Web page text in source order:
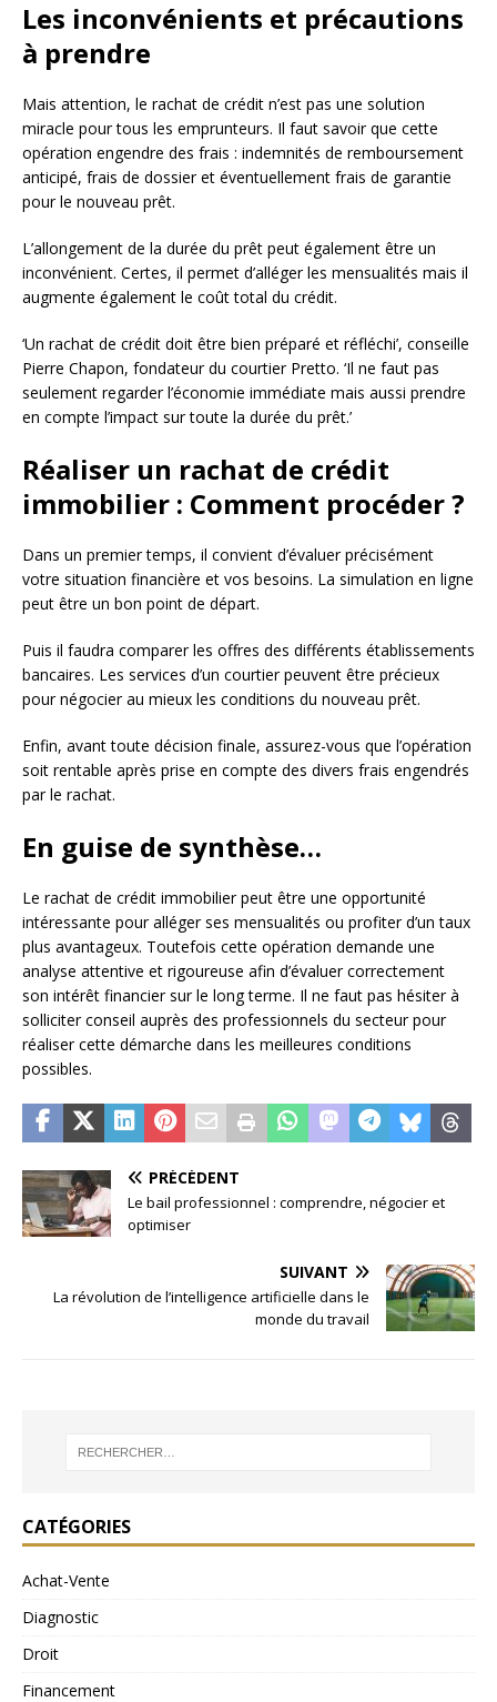
Les inconvénients et précautions
à prendre
Mais attention, le rachat de crédit n’est pas une solution
miracle pour tous les emprunteurs. Il faut savoir que cette
opération engendre des frais : indemnités de remboursement
anticipé, frais de dossier et éventuellement frais de garantie
pour le nouveau prêt.
L’allongement de la durée du prêt peut également être un
inconvénient. Certes, il permet d’alléger les mensualités mais il
augmente également le coût total du crédit.
‘Un rachat de crédit doit être bien préparé et réfléchi’, conseille
Pierre Chapon, fondateur du courtier Pretto. ‘Il ne faut pas
seulement regarder l’économie immédiate mais aussi prendre
en compte l’impact sur toute la durée du prêt.’
Réaliser un rachat de crédit
immobilier : Comment procéder ?
Dans un premier temps, il convient d’évaluer précisément
votre situation financière et vos besoins. La simulation en ligne
peut être un bon point de départ.
Puis il faudra comparer les offres des différents établissements
bancaires. Les services d’un courtier peuvent être précieux
pour négocier au mieux les conditions du nouveau prêt.
Enfin, avant toute décision finale, assurez-vous que l’opération
soit rentable après prise en compte des divers frais engendrés
par le rachat.
En guise de synthèse…
Le rachat de crédit immobilier peut être une opportunité
intéressante pour alléger ses mensualités ou profiter d’un taux
plus avantageux. Toutefois cette opération demande une
analyse attentive et rigoureuse afin d’évaluer correctement
son intérêt financier sur le long terme. Il ne faut pas hésiter à
solliciter conseil auprès des professionnels du secteur pour
réaliser cette démarche dans les meilleures conditions
possibles.
PRÉCÉDENT
Le bail professionnel : comprendre, négocier et
optimiser
SUIVANT
La révolution de l’intelligence artificielle dans le
monde du travail
CATÉGORIES
Achat-Vente
Diagnostic
Droit
Financement